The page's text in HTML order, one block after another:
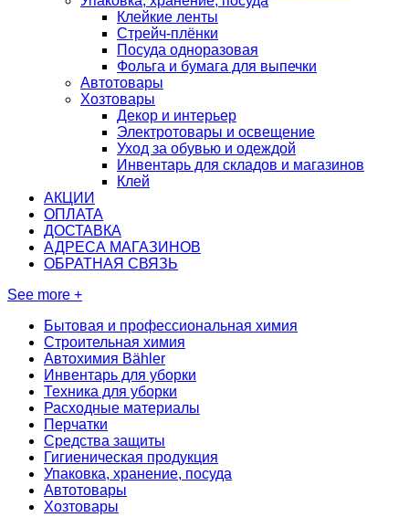
Клейкие ленты
Стрейч-плёнки
Посуда одноразовая
Фольга и бумага для выпечки
Автотовары
Хозтовары
Декор и интерьер
Электротовары и освещение
Уход за обувью и одеждой
Инвентарь для складов и магазинов
Клей
АКЦИИ
ОПЛАТА
ДОСТАВКА
АДРЕСА МАГАЗИНОВ
ОБРАТНАЯ СВЯЗЬ
See more +
Бытовая и профессиональная химия
Строительная химия
Автохимия Bähler
Инвентарь для уборки
Техника для уборки
Расходные материалы
Перчатки
Средства защиты
Гигиеническая продукция
Упаковка, хранение, посуда
Автотовары
Хозтовары